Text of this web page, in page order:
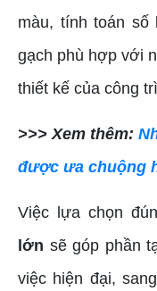
màu, tính toán
gạch phù hợp với
thiết kế của công
>>> Xem thêm:
được ưa chuộng
Việc lựa chọn
lớn sẽ góp phần
việc hiện đại,